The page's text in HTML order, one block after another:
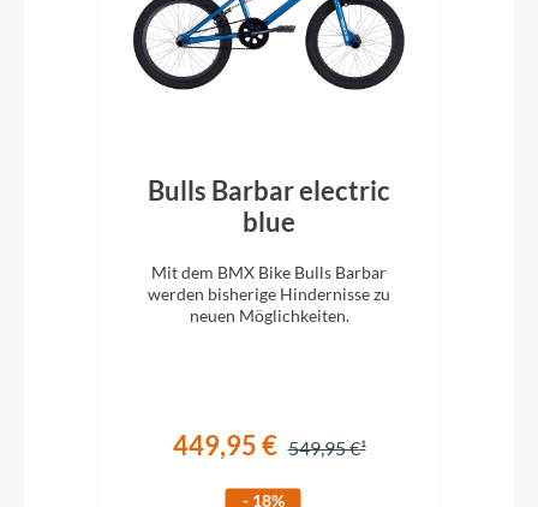
Bulls Barbar electric
blue
Mit dem BMX Bike Bulls Barbar
werden bisherige Hindernisse zu
neuen Möglichkeiten.
449,95 € 549,95 €
- 18%